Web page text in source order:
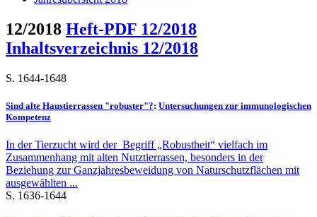
12/2018 Heft-PDF 12/2018
Inhaltsverzeichnis 12/2018
S. 1644-1648
Sind alte Haustierrassen "robuster"?: Untersuchungen zur immunologischen
Kompetenz
In der Tierzucht wird der Begriff „Robustheit“ vielfach im
Zusammenhang mit alten Nutztierrassen, besonders in der
Beziehung zur Ganzjahresbeweidung von Naturschutzflächen mit
ausgewählten ...
S. 1636-1644